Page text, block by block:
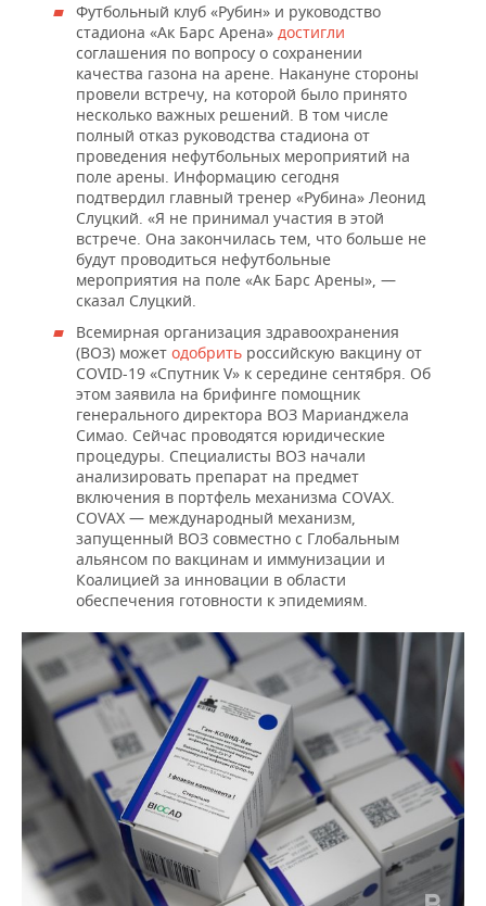
Футбольный клуб «Рубин» и руководство
стадиона «Ак Барс Арена» достигли
соглашения по вопросу о сохранении
качества газона на арене. Накануне стороны
провели встречу, на которой было принято
несколько важных решений. В том числе
полный отказ руководства стадиона от
проведения нефутбольных мероприятий на
поле арены. Информацию сегодня
подтвердил главный тренер «Рубина» Леонид
Слуцкий. «Я не принимал участия в этой
встрече. Она закончилась тем, что больше не
будут проводиться нефутбольные
мероприятия на поле «Ак Барс Арены», —
сказал Слуцкий.
Всемирная организация здравоохранения
(ВОЗ) может одобрить российскую вакцину от
COVID-19 «Спутник V» к середине сентября. Об
этом заявила на брифинге помощник
генерального директора ВОЗ Марианджела
Симао. Сейчас проводятся юридические
процедуры. Специалисты ВОЗ начали
анализировать препарат на предмет
включения в портфель механизма COVAX.
COVAX — международный механизм,
запущенный ВОЗ совместно с Глобальным
альянсом по вакцинам и иммунизации и
Коалицией за инновации в области
обеспечения готовности к эпидемиям.